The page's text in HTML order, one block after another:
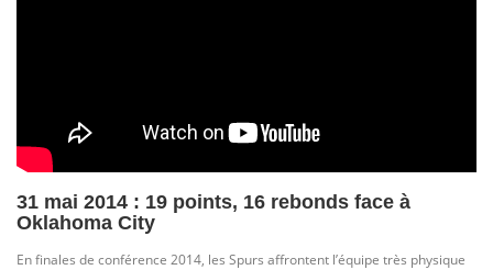
31 mai 2014 : 19 points, 16 rebonds face à
Oklahoma City
En finales de conférence 2014, les Spurs affrontent l’équipe très physique